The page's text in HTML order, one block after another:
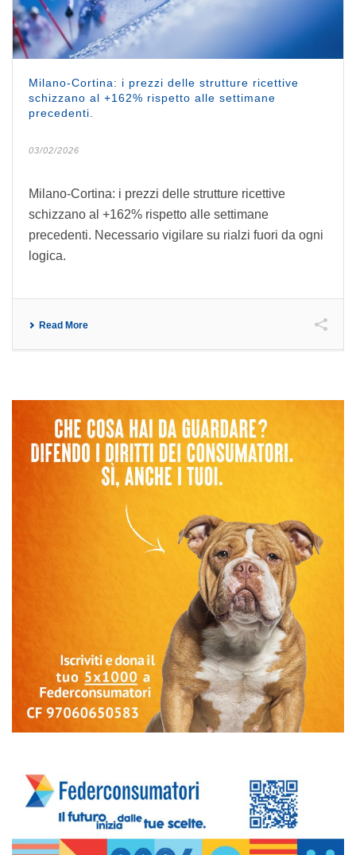
Milano-Cortina: i prezzi delle strutture ricettive
schizzano al +162% rispetto alle settimane
precedenti.
03/02/2026
Milano-Cortina: i prezzi delle strutture ricettive
schizzano al +162% rispetto alle settimane
precedenti. Necessario vigilare su rialzi fuori da ogni
logica.
Read More